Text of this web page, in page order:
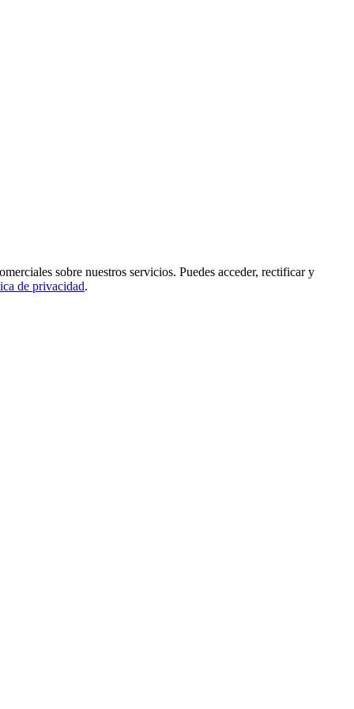
sobre nuestros servicios. Puedes acceder, rectificar y
de privacidad.